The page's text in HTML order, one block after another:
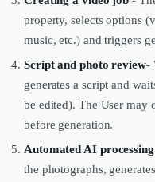
property, selects options
music, etc.) and triggers
Script and photo review-
generates a script and
be edited). The User
before generation.
Automated AI processing
the photographs,